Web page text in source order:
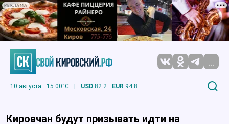
РЕКЛАМА
...
10 августа 15.00°C | USD 82.2 EUR 94.8
Кировчан будут призывать идти на